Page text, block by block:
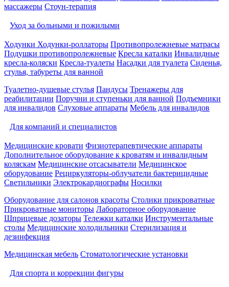
массажеры Стоун-терапия
Уход за больными и пожилыми
Ходунки Ходунки-роллаторы Противопролежневые матрасы
Подушки противопролежневые Кресла каталки Инвалидные
кресла-коляски Кресла-туалеты Насадки для туалета Сиденья,
стулья, табуреты для ванной
Туалетно-душевые стулья Пандусы Тренажеры для
реабилитации Поручни и ступеньки для ванной Подъемники
для инвалидов Слуховые аппараты Мебель для инвалидов
Для компаний и специалистов
Медицинские кровати Физиотерапевтические аппараты
Дополнительное оборудование к кроватям и инвалидным
коляскам Медицинские отсасыватели Медицинское
оборудование Рециркуляторы-облучатели бактерицидные
Светильники Электрокардиографы Носилки
Оборудование для салонов красоты Столики прикроватные
Прикроватные мониторы Лабораторное оборудование
Шприцевые дозаторы Тележки каталки Инструментальные
столы Медицинские холодильники Стерилизация и
дезинфекция
Медицинская мебель Стоматологические установки
Для спорта и коррекции фигуры